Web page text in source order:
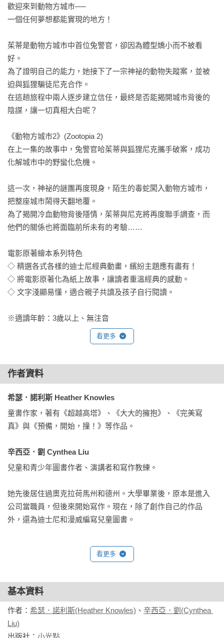
歡迎來到動物方城市──
一個任何夢想都能實現的地方！
茱蒂是動物方城市中首位兔警官，卻因為體型嬌小而不被看
好。
為了證明自己的能力，她接下了一宗神祕的動物失蹤案，並被
迫與狐狸騙徒尼克合作。
在這趟旅程中兩人逐步建立信任，最終是否能揭開城市背後的
陰謀，讓一切真相大白呢？
《動物方城市2》(Zootopia 2)
在上一集的故事中，兔警官哈茱蒂與狐狸尼克攜手破案，成功
化解城市中的野蠻化危機。
這一次，神祕的謎團再度現身，陌生的毒蛇闖入動物方城市，
把整座城市鬧得天翻地覆。
為了揭開冷血動物背後隱情，茱蒂與尼克將再度聯手調查，而
他們的關係也將面臨前所未有的考驗……
電影原著繪本系列特色
◇ 精選各式各樣的迪士尼經典動畫，繽紛主題應有盡有！
◇ 將電影原著化為紙上故事，讓讀者重溫經典的感動。
◇ 文字淺顯易懂，適合親子共讀及孩子自行閱讀。
※適讀年齡：3歲以上、無注音
看更多
作者資料
希瑟．諾利斯 Heather Knowles
童書作家，著有《超越高塔》、《大大的擁抱》、《完美寫
真》與《預備，開始，撞！》等作品。
辛西亞．劉 Cynthea Liu
兒童和青少年圖書作者、演講者和寫作教練。
她先後居住過奧克拉荷馬州和德州。大學畢業後，原本是進入
公司當職員，但後來開始寫作。現在，除了創作自己的作品
外，還為迪士尼和漫威編寫兒童圖書。
看更多
基本資料
作者： 希瑟．諾利斯(Heather Knowles) 、 辛西亞．劉(Cynthea
Liu)
出版社： 小光點